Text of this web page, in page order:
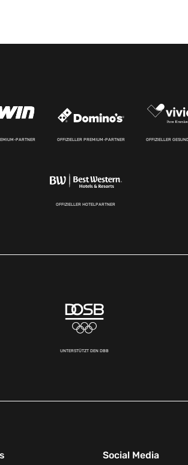
PARTNER OFFIZIELLER PREMIUM-PARTNER OFFIZIELLER
OFFIZIELLER HOTELPARTNER
UNTERSTÜTZT DEN DBB
Social Media